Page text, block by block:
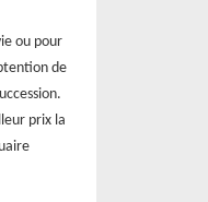
ou pour
de
prix la